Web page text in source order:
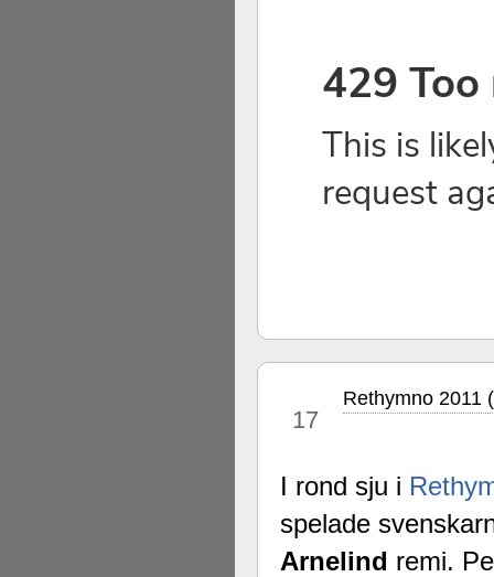
17
Rethymno 2011
I rond sju i
spelade
Arnelind remi.